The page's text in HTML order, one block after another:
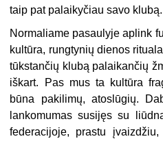
taip pat palaikyčiau savo klubą.
Normaliame pasaulyje aplink
kultūra, rungtynių dienos
tūkstančių klubą palaikančių
iškart. Pas mus ta kultūra
būna pakilimų, atoslūgių.
lankomumas susijęs su
federacijoje, prastu